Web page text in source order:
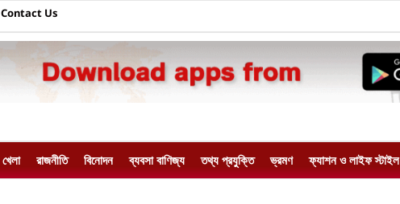
Contact Us
খেলা রাজনীতি বিনোদন ব্যবসা বাণিজ্য তথ্য প্রযুক্তি ভ্রমণ ফ্যাশন ও লাইফ স্টাইল